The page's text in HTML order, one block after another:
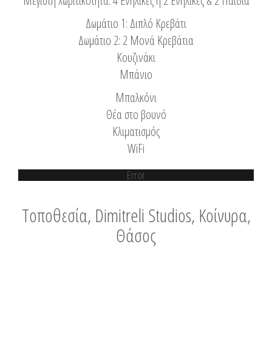
Δωμάτιο 1: Διπλό Κρεβάτι
Δωμάτιο 2: 2 Μονά Κρεβάτια
Κουζινάκι
Μπάνιο
Μπαλκόνι
Θέα στο βουνό
Κλιματισμός
WiFi
Error
Τοποθεσία, Dimitreli Studios, Κοίνυρα,
Θάσος